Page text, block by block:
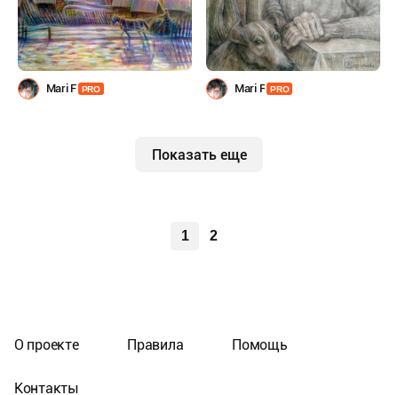
Mari F PRO Mari F PRO
Показать еще
1 2
О проекте Правила Помощь
Контакты